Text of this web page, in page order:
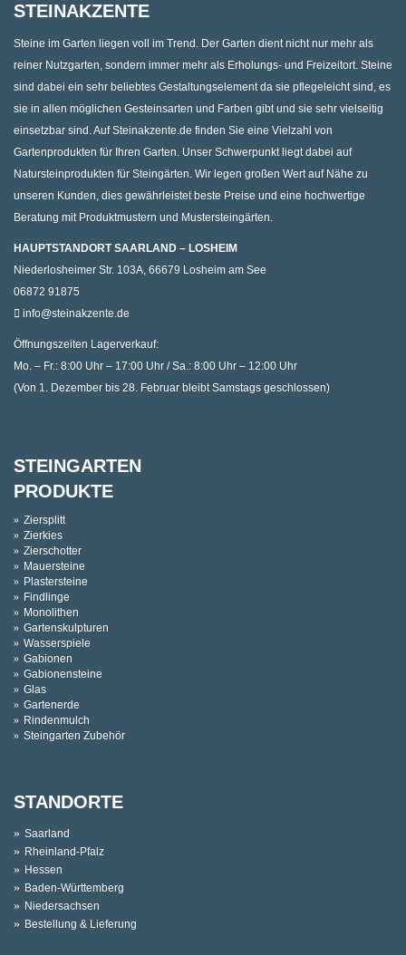
STEINAKZENTE
Steine im Garten liegen voll im Trend. Der Garten dient nicht nur mehr als
reiner Nutzgarten, sondern immer mehr als Erholungs- und Freizeitort. Steine
sind dabei ein sehr beliebtes Gestaltungselement da sie pflegeleicht sind, es
sie in allen möglichen Gesteinsarten und Farben gibt und sie sehr vielseitig
einsetzbar sind. Auf Steinakzente.de finden Sie eine Vielzahl von
Gartenprodukten für Ihren Garten. Unser Schwerpunkt liegt dabei auf
Natursteinprodukten für Steingärten. Wir legen großen Wert auf Nähe zu
unseren Kunden, dies gewährleistet beste Preise und eine hochwertige
Beratung mit Produktmustern und Mustersteingärten.
HAUPTSTANDORT SAARLAND – LOSHEIM
Niederlosheimer Str. 103A, 66679 Losheim am See
06872 91875
info@steinakzente.de
Öffnungszeiten Lagerverkauf:
Mo. – Fr.: 8:00 Uhr – 17:00 Uhr / Sa.: 8:00 Uhr – 12:00 Uhr
(Von 1. Dezember bis 28. Februar bleibt Samstags geschlossen)
STEINGARTEN
PRODUKTE
Ziersplitt
Zierkies
Zierschotter
Mauersteine
Plastersteine
Findlinge
Monolithen
Gartenskulpturen
Wasserspiele
Gabionen
Gabionensteine
Glas
Gartenerde
Rindenmulch
Steingarten Zubehör
STANDORTE
Saarland
Rheinland-Pfalz
Hessen
Baden-Württemberg
Niedersachsen
Bestellung & Lieferung